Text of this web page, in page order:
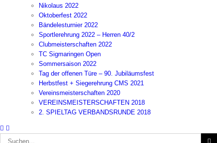
Nikolaus 2022
Oktoberfest 2022
Bändelesturnier 2022
Sportlerehrung 2022 – Herren 40/2
Clubmeisterschaften 2022
TC Sigmaringen Open
Sommersaison 2022
Tag der offenen Türe – 90. Jubiläumsfest
Herbstfest + Siegerehrung CMS 2021
Vereinsmeisterschaften 2020
VEREINSMEISTERSCHAFTEN 2018
2. SPIELTAG VERBANDSRUNDE 2018
Suche